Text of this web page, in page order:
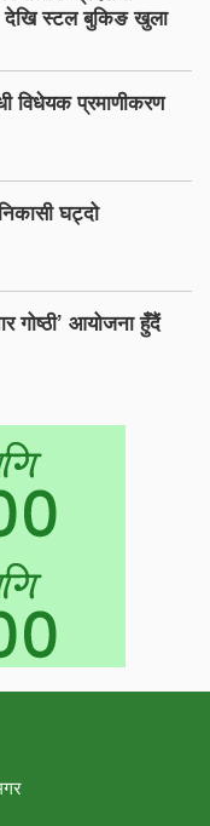
स्टल बुकिङ खुला
विधेयक प्रमाणीकरण
घट्दो
गोष्ठी’ आयोजना हुँदैं